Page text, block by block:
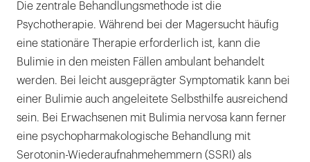
Die zentrale Behandlungsmethode ist die
Psychotherapie. Während bei der Magersucht häufig
eine stationäre Therapie erforderlich ist, kann die
Bulimie in den meisten Fällen ambulant behandelt
werden. Bei leicht ausgeprägter Symptomatik kann bei
einer Bulimie auch angeleitete Selbsthilfe ausreichend
sein. Bei Erwachsenen mit Bulimia nervosa kann ferner
eine psychopharmakologische Behandlung mit
Serotonin-Wiederaufnahmehemmern (SSRI) als